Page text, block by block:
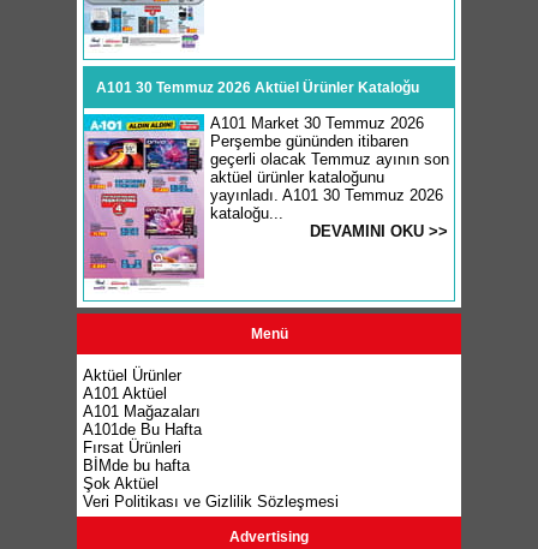
A101 30 Temmuz 2026 Aktüel Ürünler Kataloğu
A101 Market 30 Temmuz 2026
Perşembe gününden itibaren
geçerli olacak Temmuz ayının son
aktüel ürünler kataloğunu
yayınladı. A101 30 Temmuz 2026
kataloğu...
DEVAMINI OKU >>
Menü
Aktüel Ürünler
A101 Aktüel
A101 Mağazaları
A101de Bu Hafta
Fırsat Ürünleri
BİMde bu hafta
Şok Aktüel
Veri Politikası ve Gizlilik Sözleşmesi
Advertising